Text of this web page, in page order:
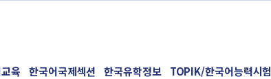
육 한국어국제섹션 한국유학정보 TOPIK/한국어능력시험